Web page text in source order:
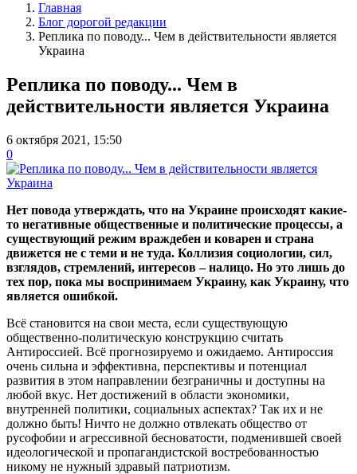
Главная
Блог дорогой редакции
Реплика по поводу... Чем в действительности является
Украина
Реплика по поводу... Чем в
действительности является Украина
6 октября 2021, 15:50
0
Нет повода утверждать, что на Украине происходят какие-
то негативные общественные и политические процессы, а
существующий режим враждебен и коварен и страна
движется не с теми и не туда. Коллизия социологии, сил,
взглядов, стремлений, интересов – налицо. Но это лишь до
тех пор, пока мы воспринимаем Украину, как Украину, что
является ошибкой.
Всё становится на свои места, если существующую
общественно-политическую конструкцию считать
Антироссией. Всё прогнозируемо и ожидаемо. Антироссия
очень сильна и эффективна, перспективы и потенциал
развития в этом направлении безграничны и доступны на
любой вкус. Нет достижений в области экономики,
внутренней политики, социальных аспектах? Так их и не
должно быть! Ничто не должно отвлекать общество от
русофобии и агрессивной бесноватости, подменившей своей
идеологической и пропагандистской востребованностью
никому не нужный здравый патриотизм.